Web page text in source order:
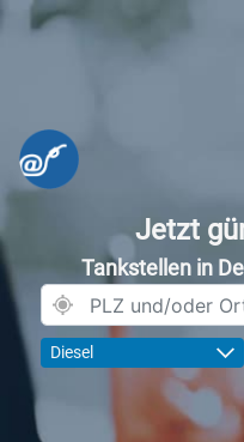
Jetzt
Tankstellen in
Diesel